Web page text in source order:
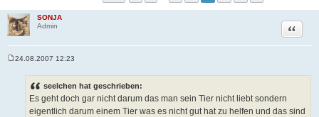
SONJA
Admin
Zitat
24.08.2007 12:23
seelchen hat geschrieben:
Es geht doch gar nicht darum das man sein Tier nicht liebt sondern
eigentlich darum einem Tier was es nicht gut hat zu helfen und das sind